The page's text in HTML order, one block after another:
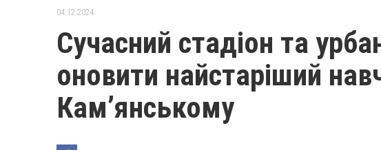
04.12.2024
Сучасний стадіон та
оновити найстаріший
Кам’янському